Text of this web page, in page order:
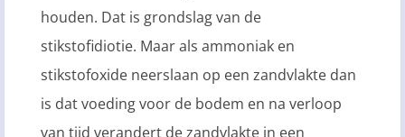
houden. Dat is grondslag van de
stikstofidiotie. Maar als ammoniak en
stikstofoxide neerslaan op een zandvlakte dan
is dat voeding voor de bodem en na verloop
van tijd verandert de zandvlakte in een